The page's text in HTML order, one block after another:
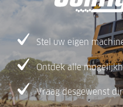
Stel uw eigen
Ontdek alle
Vraag desgewenst